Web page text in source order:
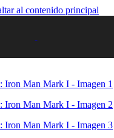
al contenido principal